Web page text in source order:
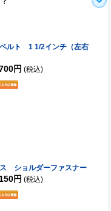
ルト 1 1/2インチ（左右
円 (税込)
ショルダーファスナー
円 (税込)